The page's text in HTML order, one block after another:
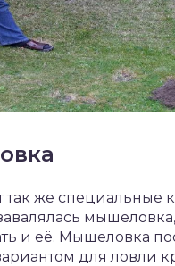
так же специальные
и её. Мышеловка
для ловли